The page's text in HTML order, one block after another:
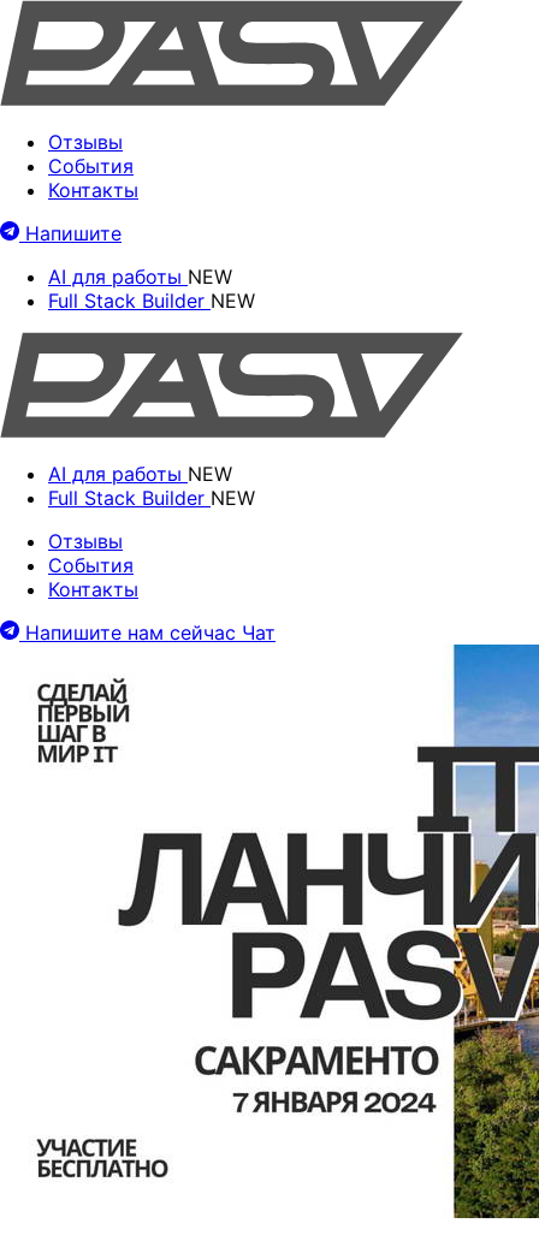
Отзывы
События
Контакты
Напишите
AI для работы NEW
Full Stack Builder NEW
AI для работы NEW
Full Stack Builder NEW
Отзывы
События
Контакты
Напишите нам сейчас Чат